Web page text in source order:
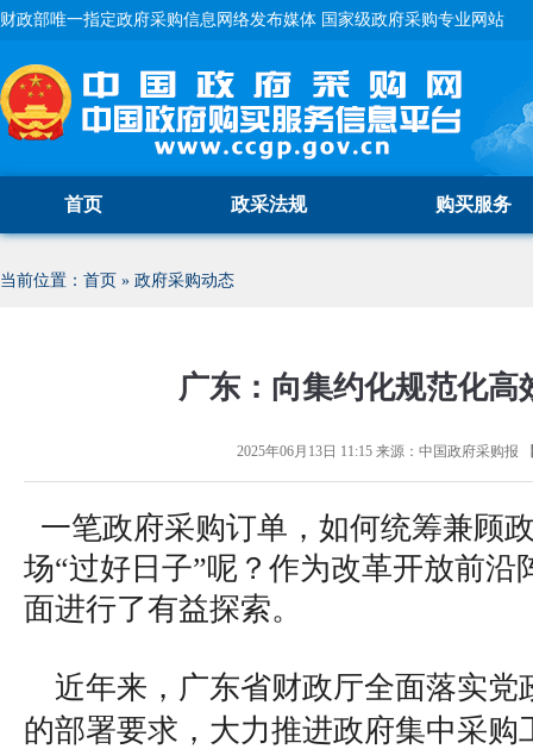
财政部唯一指定政府采购信息网络发布媒体 国家级政府采购专业网站
首页 政采法规 购买服务
当前位置： 首页 » 政府采购动态
广东：向集约化规范化高
2025年06月13日 11:15来源： 中国政府采购报
一笔政府采购订单，如何统筹兼顾
场“过好日子”呢？作为改革开放前沿
面进行了有益探索。
近年来，广东省财政厅全面落实党
的部署要求，大力推进政府集中采购